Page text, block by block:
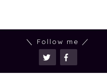
＼ Follow me ／